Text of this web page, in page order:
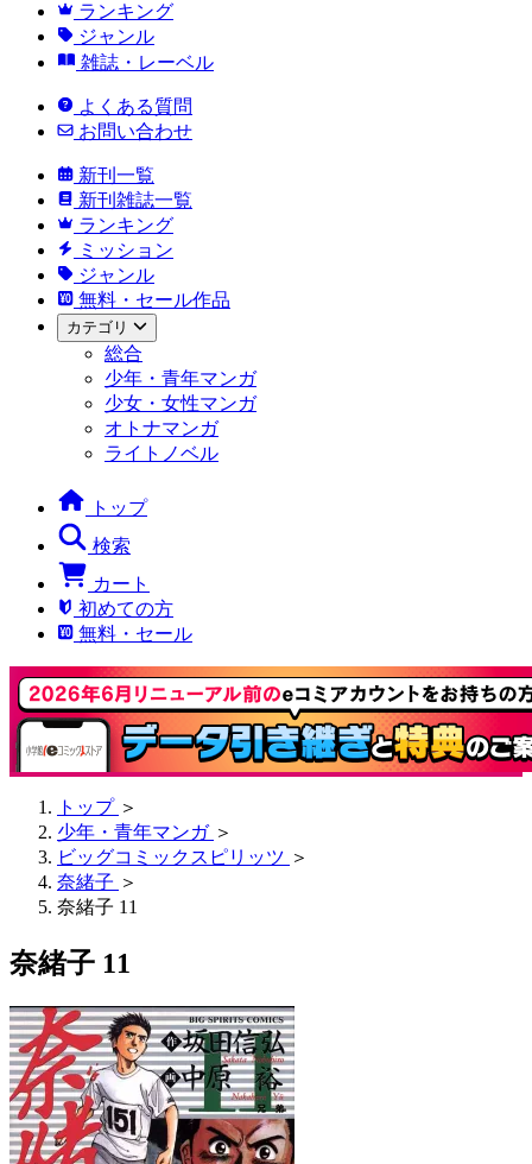
ランキング
ジャンル
雑誌・レーベル
よくある質問
お問い合わせ
新刊一覧
新刊雑誌一覧
ランキング
ミッション
ジャンル
無料・セール作品
カテゴリ
総合
少年・青年マンガ
少女・女性マンガ
オトナマンガ
ライトノベル
トップ
検索
カート
初めての方
無料・セール
トップ ＞
少年・青年マンガ ＞
ビッグコミックスピリッツ ＞
奈緒子 ＞
奈緒子 11
奈緒子 11